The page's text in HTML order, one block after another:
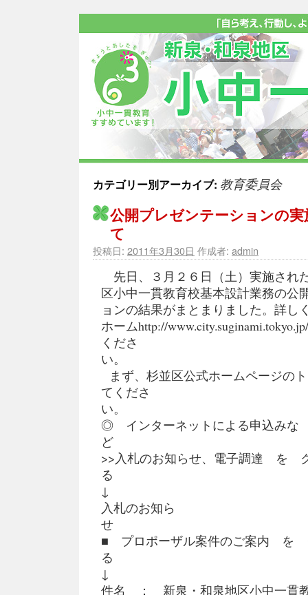
カテゴリー別アーカイブ: 教育委員会
公開プレゼンテーションの
て
投稿日: 2011年3月30日 作成者: admin
先日、３月２６日（土）実施され
区小中一貫教育校基本設計業務の公
ョンの結果がまとまりました。詳し
ホームhttp://
くださ
まず、杉並区公式ホームページの
てくださ
い
◎ インターネットによる申込みな
>>入札のお知らせ、電子調達 を
入札のお知ら
■ プロポーザル案件のご案内 を
件名 ： 新泉・和泉地区小中一貫